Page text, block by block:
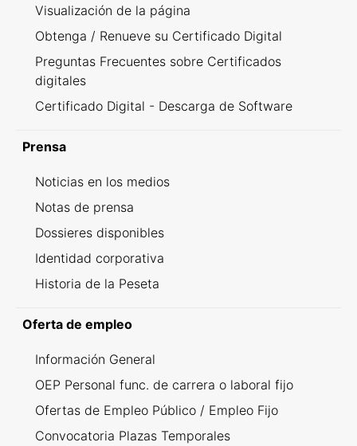
Visualización de la página
Obtenga / Renueve su Certificado Digital
Preguntas Frecuentes sobre Certificados
digitales
Certificado Digital - Descarga de Software
Prensa
Noticias en los medios
Notas de prensa
Dossieres disponibles
Identidad corporativa
Historia de la Peseta
Oferta de empleo
Información General
OEP Personal func. de carrera o laboral fijo
Ofertas de Empleo Público / Empleo Fijo
Convocatoria Plazas Temporales